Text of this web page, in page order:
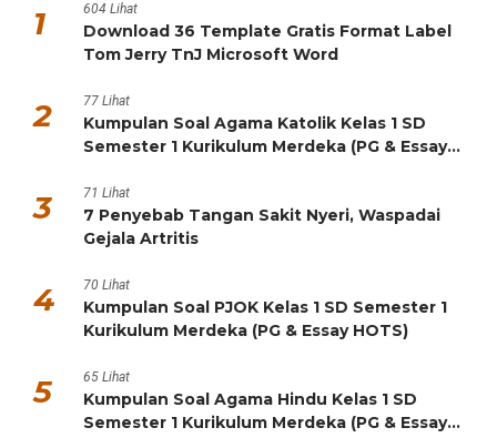
1 604 Lihat
Download 36 Template Gratis Format Label
Tom Jerry TnJ Microsoft Word
2 77 Lihat
Kumpulan Soal Agama Katolik Kelas 1 SD
Semester 1 Kurikulum Merdeka (PG & Essay
3 71 Lihat
7 Penyebab Tangan Sakit Nyeri, Waspadai
Gejala Artritis
4 70 Lihat
Kumpulan Soal PJOK Kelas 1 SD Semester 1
Kurikulum Merdeka (PG & Essay HOTS)
5 65 Lihat
Kumpulan Soal Agama Hindu Kelas 1 SD
Semester 1 Kurikulum Merdeka (PG & Essay